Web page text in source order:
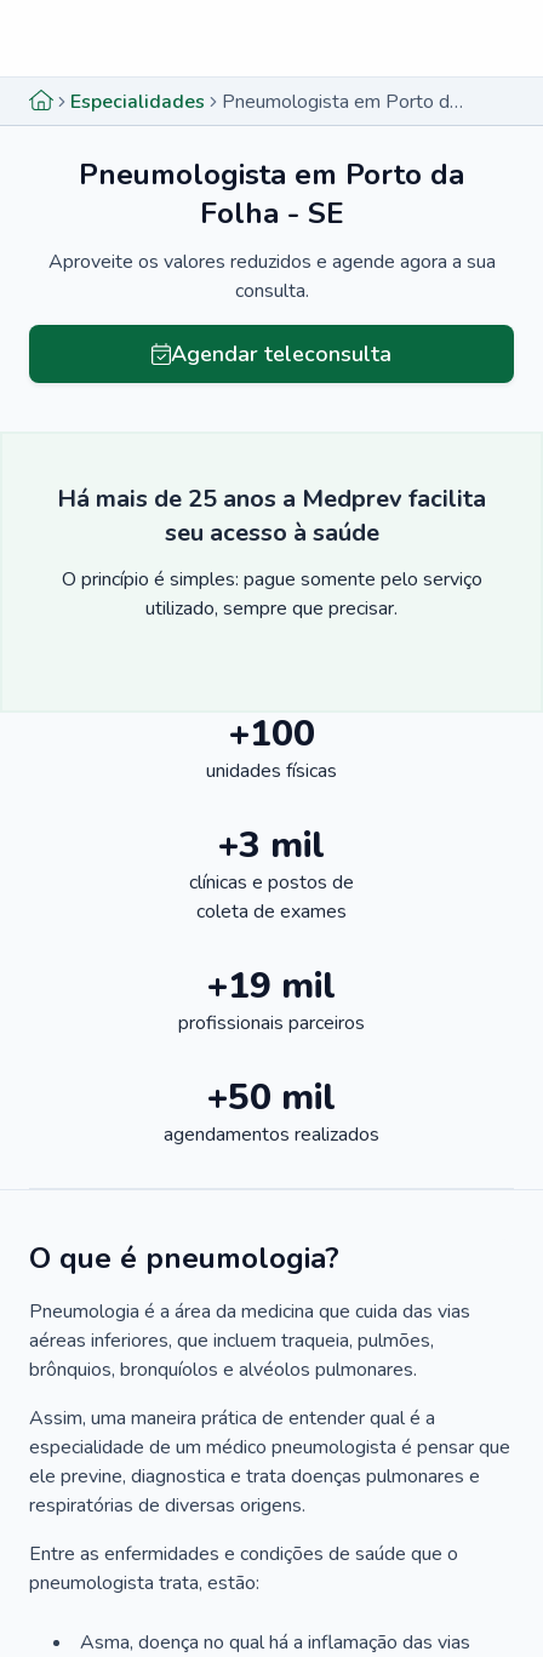
Especialidades Pneumologista em Porto da Folha - SE
Pneumologista em Porto da
Folha - SE
Aproveite os valores reduzidos e agende agora a sua
consulta.
Agendar teleconsulta
Há mais de 25 anos a Medprev facilita
seu acesso à saúde
O princípio é simples: pague somente pelo serviço
utilizado, sempre que precisar.
+100
unidades físicas
+3 mil
clínicas e postos de
coleta de exames
+19 mil
profissionais parceiros
+50 mil
agendamentos realizados
O que é pneumologia?
Pneumologia é a área da medicina que cuida das vias
aéreas inferiores, que incluem traqueia, pulmões,
brônquios, bronquíolos e alvéolos pulmonares.
Assim, uma maneira prática de entender qual é a
especialidade de um médico pneumologista é pensar que
ele previne, diagnostica e trata doenças pulmonares e
respiratórias de diversas origens.
Entre as enfermidades e condições de saúde que o
pneumologista trata, estão:
Asma, doença no qual há a inflamação das vias